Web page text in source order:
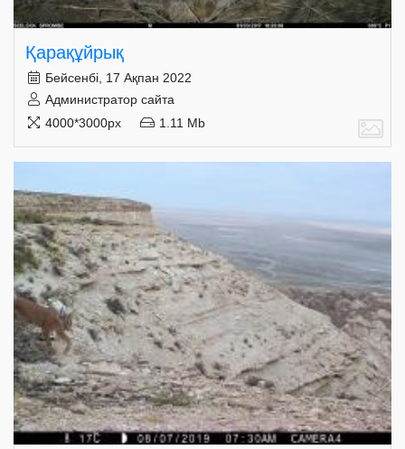
Қарақұйрық
Бейсенбі, 17 Ақпан 2022
Администратор сайта
4000*3000px
1.11 Mb